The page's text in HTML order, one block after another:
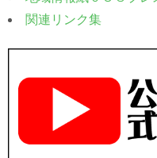
関連リンク集